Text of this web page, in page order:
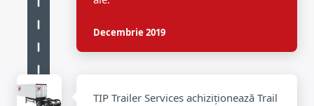
Decembrie 2019
TIP Trailer Services achiziționează Trail